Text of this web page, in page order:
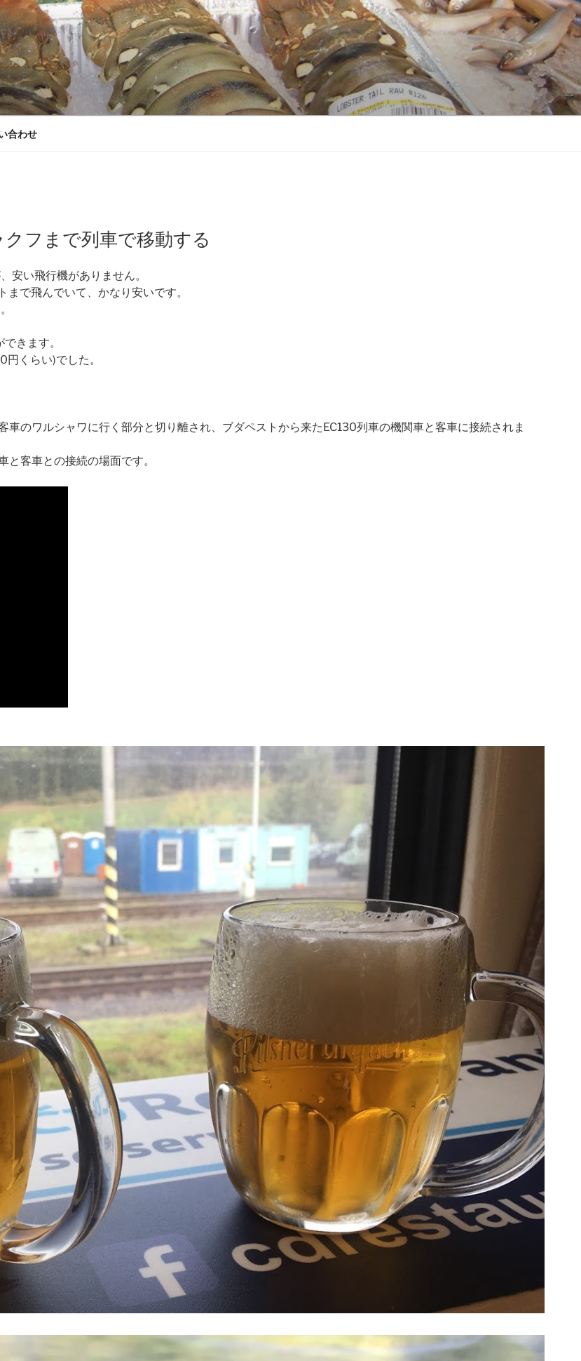
合わせ
フまで列車で移動する
安い飛行機がありません。
で飛んでいて、かなり安いです。
きます。
くらい)でした。
のワルシャワに行く部分と切り離され、ブダペストから来たEC130列車の機関車と客車に接続されま
と客車との接続の場面です。